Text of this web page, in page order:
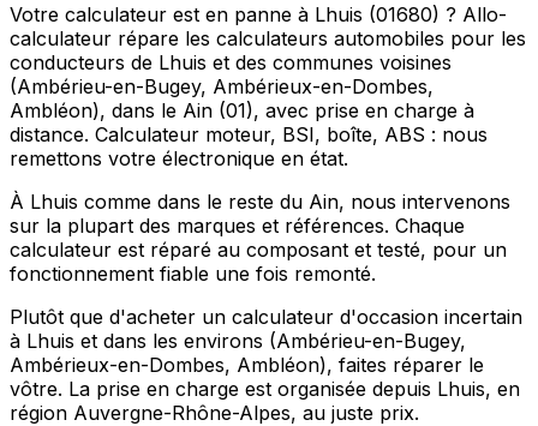
Votre calculateur est en panne à Lhuis (01680) ? Allo-
calculateur répare les calculateurs automobiles pour les
conducteurs de Lhuis et des communes voisines
(Ambérieu-en-Bugey, Ambérieux-en-Dombes,
Ambléon), dans le Ain (01), avec prise en charge à
distance. Calculateur moteur, BSI, boîte, ABS : nous
remettons votre électronique en état.
À Lhuis comme dans le reste du Ain, nous intervenons
sur la plupart des marques et références. Chaque
calculateur est réparé au composant et testé, pour un
fonctionnement fiable une fois remonté.
Plutôt que d'acheter un calculateur d'occasion incertain
à Lhuis et dans les environs (Ambérieu-en-Bugey,
Ambérieux-en-Dombes, Ambléon), faites réparer le
vôtre. La prise en charge est organisée depuis Lhuis, en
région Auvergne-Rhône-Alpes, au juste prix.